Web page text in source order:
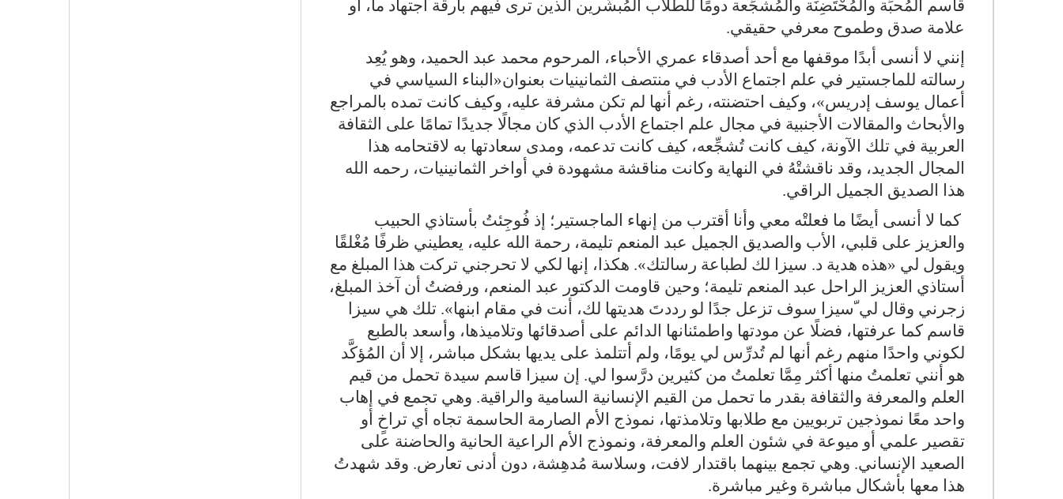
قاسم المُحبِّة والمُحْتَضِنَة والمُشجِّعة دومًا للطلاب المُبشِّرين الذين ترى فيهم بارقة اجتهاد ما، أو
علامة صدق وطموح معرفي حقيقي.
إنني لا أنسى أبدًا موقفها مع أحد أصدقاء عمري الأحباء، المرحوم محمد عبد الحميد، وهو يُعِد
رسالته للماجستير في علم اجتماع الأدب في منتصف الثمانينيات بعنوان«البناء السياسي في
أعمال يوسف إدريس»، وكيف احتضنته، رغم أنها لم تكن مشرفة عليه، وكيف كانت تمده بالمراجع
والأبحاث والمقالات الأجنبية في مجال علم اجتماع الأدب الذي كان مجالًا جديدًا تمامًا على الثقافة
العربية في تلك الآونة، كيف كانت تُشجِّعه، كيف كانت تدعمه، ومدى سعادتها به لاقتحامه هذا
المجال الجديد، وقد ناقشتْهُ في النهاية وكانت مناقشة مشهودة في أواخر الثمانينيات، رحمه الله
هذا الصديق الجميل الراقي.
كما لا أنسى أيضًا ما فعلتْه معي وأنا أقترب من إنهاء الماجستير؛ إذ فُوجِئتُ بأستاذي الحبيب
والعزيز على قلبي، الأب والصديق الجميل عبد المنعم تليمة، رحمة الله عليه، يعطيني ظرفًا مُغْلقًا
ويقول لي «هذه هدية د. سيزا لك لطباعة رسالتك». هكذا، إنها لكي لا تحرجني تركت هذا المبلغ مع
أستاذي العزيز الراحل عبد المنعم تليمة؛ وحين قاومت الدكتور عبد المنعم، ورفضتُ أن آخذ المبلغ،
زجرني وقال لي ّسيزا سوف تزعل جدًا لو رددتَ هديتها لك، أنت في مقام ابنها». تلك هي سيزا
قاسم كما عرفتها، فضلًا عن مودتها واطمئنانها الدائم على أصدقائها وتلاميذها، وأسعد بالطبع
لكوني واحدًا منهم رغم أنها لم تُدرِّس لي يومًا، ولم أتتلمذ على يديها بشكل مباشر، إلا أن المُؤكَّد
هو أنني تعلمتُ منها أكثر مِمَّا تعلمتُ من كثيرين درَّسوا لي. إن سيزا قاسم سيدة تحمل من قيم
العلم والمعرفة والثقافة بقدر ما تحمل من القيم الإنسانية السامية والراقية. وهي تجمع في إهاب
واحد معًا نموذجين تربويين مع طلابها وتلامذتها، نموذج الأم الصارمة الحاسمة تجاه أي تراخٍ أو
تقصير علمي أو ميوعة في شئون العلم والمعرفة، ونموذج الأم الراعية الحانية والحاضنة على
الصعيد الإنساني. وهي تجمع بينهما باقتدار لافت، وسلاسة مُدهِشة، دون أدنى تعارض. وقد شهدتُ
هذا معها بأشكال مباشرة وغير مباشرة.